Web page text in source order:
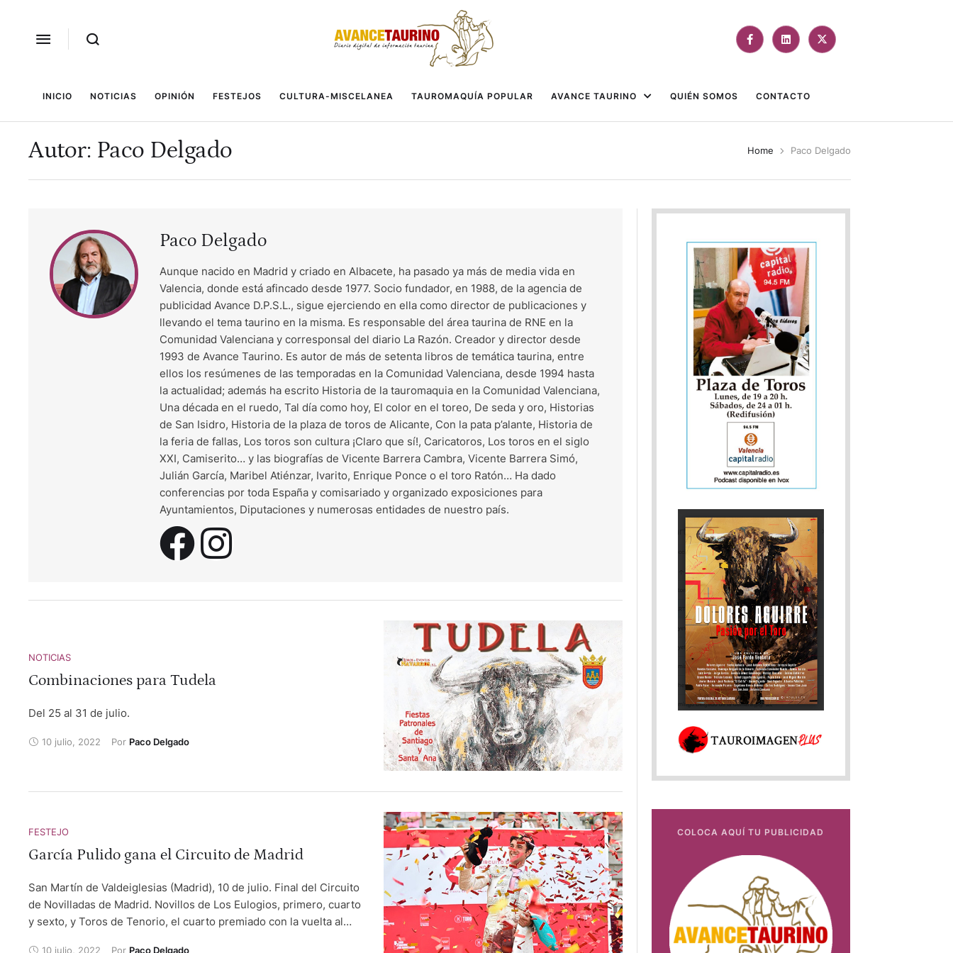
INICIO NOTICIAS OPINIÓN FESTEJOS CULTURA-MISCELANEA TAUROMAQUÍA POPULAR AVANCE TAURINO QUIÉN SOMOS CONTACTO
Autor: Paco Delgado Home Paco Delgado
Paco Delgado
Aunque nacido en Madrid y criado en Albacete, ha pasado ya más de media vida en
Valencia, donde está afincado desde 1977. Socio fundador, en 1988, de la agencia de
publicidad Avance D.P.S.L., sigue ejerciendo en ella como director de publicaciones y
llevando el tema taurino en la misma. Es responsable del área taurina de RNE en la
Comunidad Valenciana y corresponsal del diario La Razón. Creador y director desde
1993 de Avance Taurino. Es autor de más de setenta libros de temática taurina, entre
ellos los resúmenes de las temporadas en la Comunidad Valenciana, desde 1994 hasta
la actualidad; además ha escrito Historia de la tauromaquia en la Comunidad Valenciana,
Una década en el ruedo, Tal día como hoy, El color en el toreo, De seda y oro, Historias
de San Isidro, Historia de la plaza de toros de Alicante, Con la pata p’alante, Historia de
la feria de fallas, Los toros son cultura ¡Claro que sí!, Caricatoros, Los toros en el siglo
XXI, Camiserito… y las biografías de Vicente Barrera Cambra, Vicente Barrera Simó,
Julián García, Maribel Atiénzar, Ivarito, Enrique Ponce o el toro Ratón… Ha dado
conferencias por toda España y comisariado y organizado exposiciones para
Ayuntamientos, Diputaciones y numerosas entidades de nuestro país.
NOTICIAS
Combinaciones para Tudela
Del 25 al 31 de julio.
10 julio, 2022 Por Paco Delgado
FESTEJO
García Pulido gana el Circuito de Madrid
San Martín de Valdeiglesias (Madrid), 10 de julio. Final del Circuito
de Novilladas de Madrid. Novillos de Los Eulogios, primero, cuarto
y sexto, y Toros de Tenorio, el cuarto premiado con la vuelta al
10 julio, 2022 Por Paco Delgado
COLOCA AQUÍ TU PUBLICIDAD